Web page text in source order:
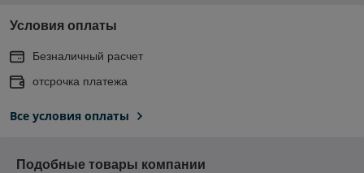
Условия оплаты
Безналичный расчет
отсрочка платежа
Все условия оплаты
Подобные товары компании